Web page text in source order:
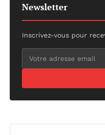
Newsletter
Inscrivez-vous pour